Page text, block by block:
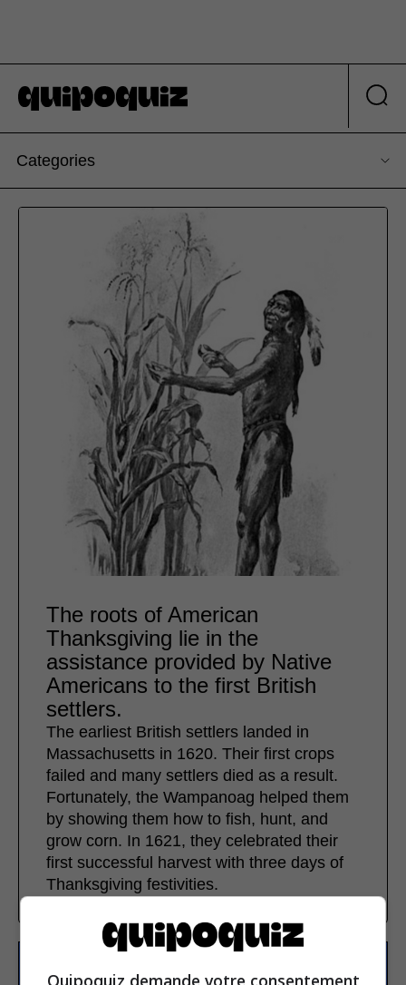
Categories
The roots of American
Thanksgiving lie in the
assistance provided by Native
Americans to the first British
settlers.
The earliest British settlers landed in
Massachusetts in 1620. Their first crops
failed and many settlers died as a result.
Fortunately, the Wampanoag helped them
by showing them how to fish, hunt, and
grow corn. In 1621, they celebrated their
first successful harvest with three days of
Thanksgiving festivities.
Quipoquiz demande votre consentement